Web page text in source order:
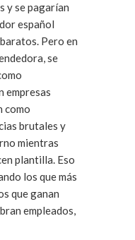
y se pagarían
español
Pero en
se
empresas
como
brutales y
mientras
Eso
que ganan